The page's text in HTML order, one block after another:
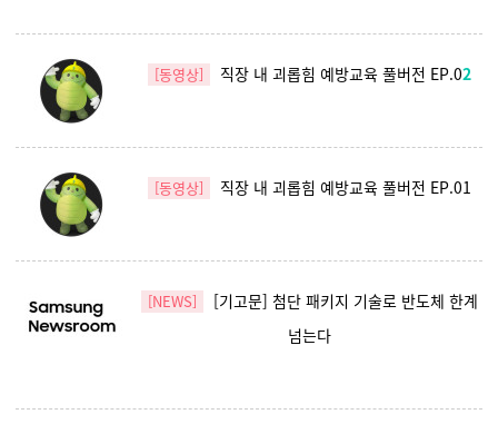
[동영상] 직장 내 괴롭힘 예방교육 풀버전 EP.02
[동영상] 직장 내 괴롭힘 예방교육 풀버전 EP.01
[NEWS]
[기고문] 첨단 패키지 기술로 반도체 한계
넘는다